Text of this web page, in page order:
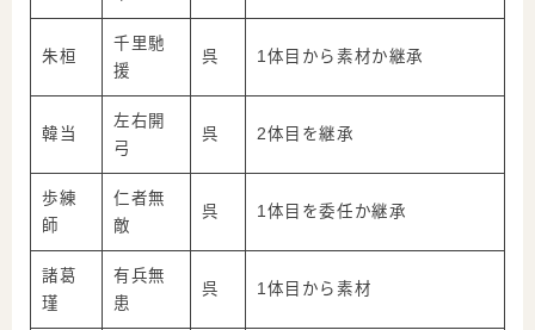
朱桓
千里馳
援
呉 1体目から素材か継承
韓当
左右開
弓
呉 2体目を継承
歩練
師
仁者無
敵
呉 1体目を委任か継承
諸葛
瑾
有兵無
患
呉 1体目から素材